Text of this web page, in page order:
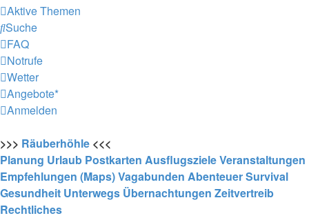
Aktive Themen
Suche
FAQ
Notrufe
Wetter
Angebote*
Anmelden
>>> Räuberhöhle <<<
Planung Urlaub Postkarten AusflugszieleVeranstaltungen
Empfehlungen (Maps)Vagabunden AbenteuerSurvival
Gesundheit Unterwegs Übernachtungen Zeitvertreib
Rechtliches